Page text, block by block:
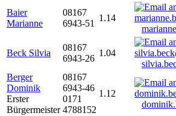
Baier
Marianne
08167
6943-51
1.14
Beck Silvia
08167
6943-26
1.04
Berger
Dominik
Erster
Bürgermeister
08167
6943-46
0171
4788152
1.12